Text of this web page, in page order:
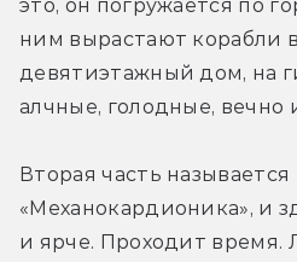
это, он погружается по
ним вырастают корабли
девятиэтажный дом, на
алчные, голодные,
Вторая часть называется
«Механокардионика», и
и ярче. Проходит